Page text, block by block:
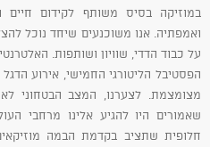
במוזיקה בסיס משותף לקידום
ואמפתיה. אנו משוכנעים שיחד נוכל
על כבוד הדדי, שוויון ושותפות.
הפסטיבל הליטורגי החמישי, אירוע
מצומצמת. לצערנו, המצב הבטחוני
שאמורים היו להגיע אלינו מרחבי
חלופית שתציב בקדמת הבמה